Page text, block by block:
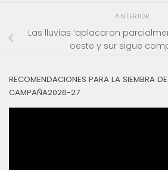
ANTERIOR
Las lluvias ‘aplacaron
oeste y sur sigue
RECOMENDACIONES PARA LA SIEMBRA
CAMPAÑA2026-27